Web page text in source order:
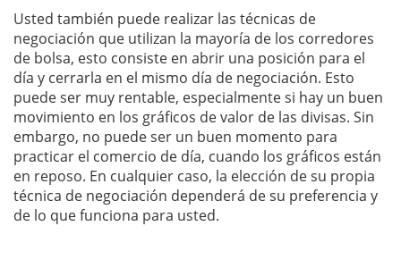
Usted también puede realizar las técnicas de
negociación que utilizan la mayoría de los corredores
de bolsa, esto consiste en abrir una posición para el
día y cerrarla en el mismo día de negociación. Esto
puede ser muy rentable, especialmente si hay un buen
movimiento en los gráficos de valor de las divisas. Sin
embargo, no puede ser un buen momento para
practicar el comercio de día, cuando los gráficos están
en reposo. En cualquier caso, la elección de su propia
técnica de negociación dependerá de su preferencia y
de lo que funciona para usted.